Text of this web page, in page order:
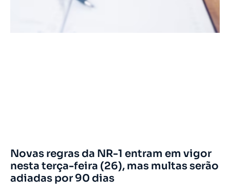
Novas regras da NR-1 entram em vigor
nesta terça-feira (26), mas multas serão
adiadas por 90 dias